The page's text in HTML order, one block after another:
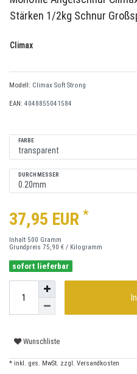
Stärken 1/2kg Schnur
Climax
Modell: Climax Soft Strong
EAN: 4048855041584
FARBE
DURCHMESSER
37,95 EUR *
Inhalt 500 Gramm
Grundpreis 75,90 € / Kilogramm
sofort lieferbar
Wunschliste
* inkl. ges. MwSt. zzgl. Versandkosten